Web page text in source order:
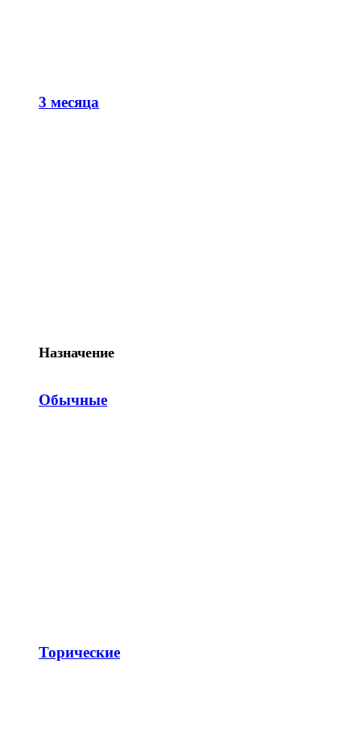
3 месяца
Назначение
Обычные
Торические